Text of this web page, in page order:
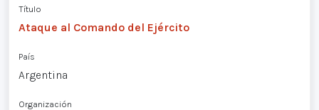
Título
Ataque al Comando del Ejército
País
Argentina
Organización